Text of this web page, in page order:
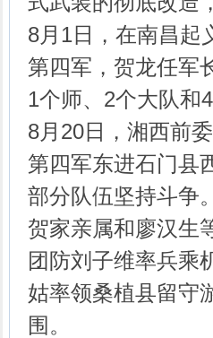
8月1日，在南昌起
第四军，贺龙任军
1个师、2个大队和
8月20日，湘西前
第四军东进石门县
部分队伍坚持斗争
贺家亲属和廖汉生
团防刘子维率兵乘
姑率领桑植县留守
围。